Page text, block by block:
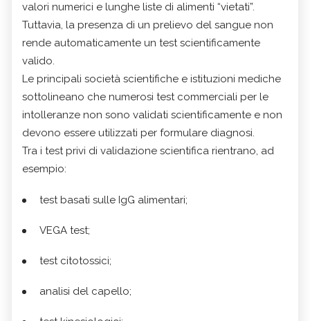
valori numerici e lunghe liste di alimenti “vietati”.
Tuttavia, la presenza di un prelievo del sangue non
rende automaticamente un test scientificamente
valido.
Le principali società scientifiche e istituzioni mediche
sottolineano che numerosi test commerciali per le
intolleranze non sono validati scientificamente e non
devono essere utilizzati per formulare diagnosi.
Tra i test privi di validazione scientifica rientrano, ad
esempio:
test basati sulle IgG alimentari;
VEGA test;
test citotossici;
analisi del capello;